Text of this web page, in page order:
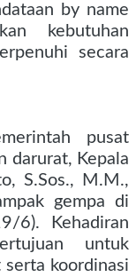
by name
kebutuhan
secara
pusat
darurat, Kepala
S.Sos., M.M.,
gempa di
6). Kehadiran
untuk
serta koordinasi